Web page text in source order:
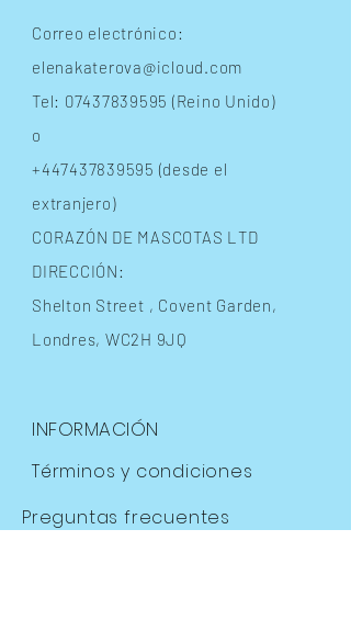
Correo electrónico:
elenakaterova@icloud.com
Tel: 07437839595 (Reino Unido)
o
+447437839595 (desde el
extranjero)
CORAZÓN DE MASCOTAS LTD
DIRECCIÓN:
Shelton Street , Covent Garden,
Londres, WC2H 9JQ
INFORMACIÓN
Términos y condiciones
Preguntas frecuentes